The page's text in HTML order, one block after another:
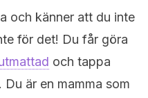
och känner att du inte
för det! Du får göra
och tappa
är en mamma som